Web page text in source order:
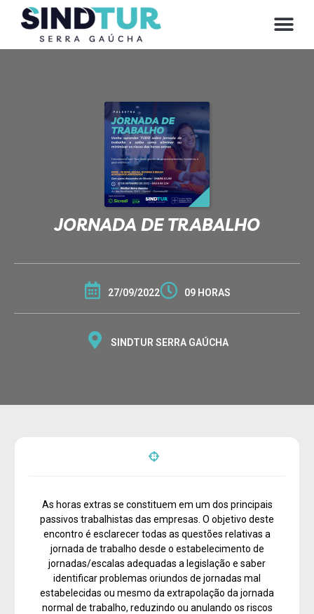
JORNADA DE TRABALHO
27/09/2022 09 HORAS
SINDTUR SERRA GAÚCHA
As horas extras se constituem em um dos principais
passivos trabalhistas das empresas. O objetivo deste
encontro é esclarecer todas as questões relativas a
jornada de trabalho desde o estabelecimento de
jornadas/escalas adequadas a legislação e saber
identificar problemas oriundos de jornadas mal
estabelecidas ou mesmo da extrapolação da jornada
normal de trabalho, reduzindo ou anulando os riscos